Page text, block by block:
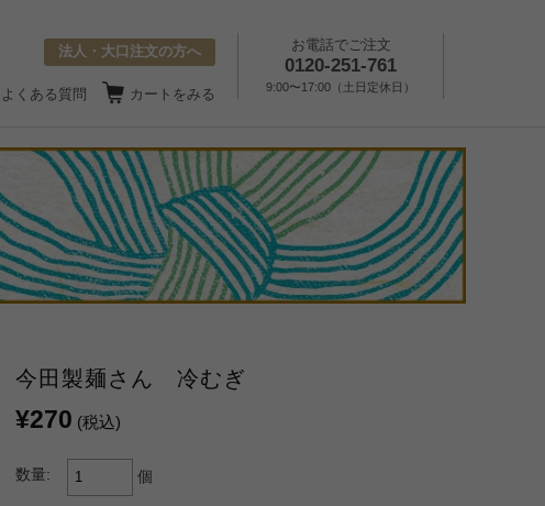
お電話でご注文
0120-251-761
9:00〜17:00（土日定休日）
法人・大口注文の方へ
よくある質問 カートをみる
今田製麺さん 冷むぎ
¥270 (税込)
数量: 個